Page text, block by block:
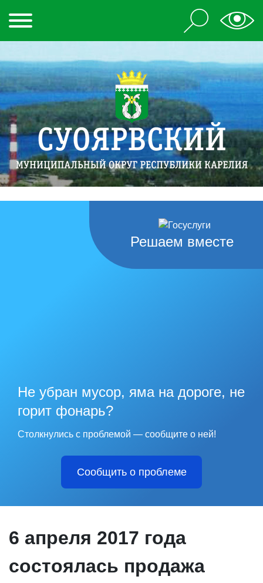
Решаем вместе
Не убран мусор, яма на дороге, не
горит фонарь?
Столкнулись с проблемой — сообщите о ней!
Сообщить о проблеме
6 апреля 2017 года
состоялась продажа